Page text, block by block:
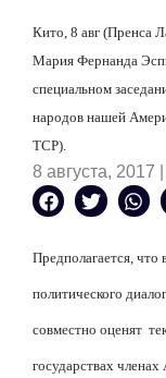
Кито, 8 авг (Пренса
Мария Фернанда
специальном
народов нашей
TCP).
8 августа, 2017
Предполагается, что
политического
совместно оценят
государствах членах